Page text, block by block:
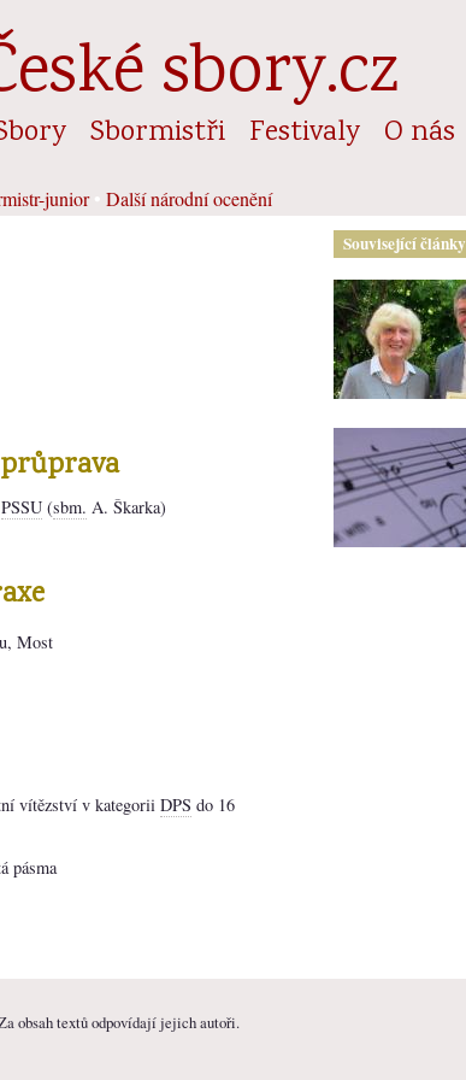
sbory.cz
Sbormistři Festivaly O nás
junior• Další národní ocenění
PSSU (sbm. A. Škarka)
Most
vítězství v kategorii DPS do 16
pásma
Související články
obsah textů odpovídají jejich autoři.